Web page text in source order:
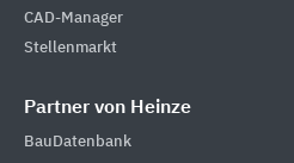
CAD-Manager
Stellenmarkt
Partner von Heinze
BauDatenbank